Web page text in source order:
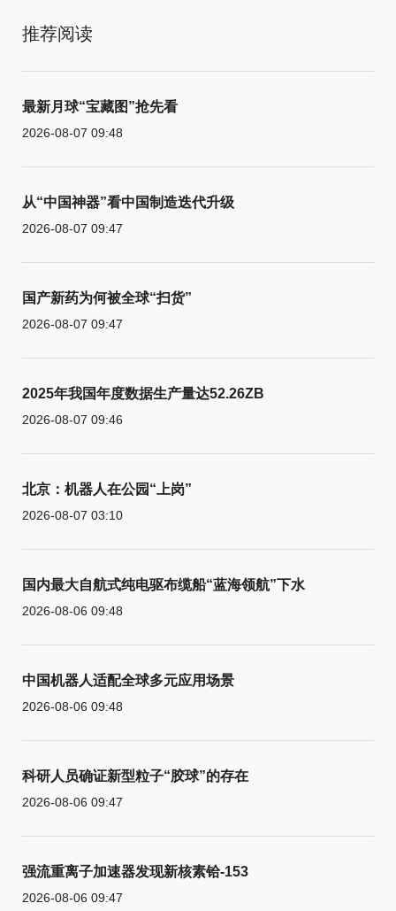
推荐阅读
最新月球“宝藏图”抢先看
2026-08-07 09:48
从“中国神器”看中国制造迭代升级
2026-08-07 09:47
国产新药为何被全球“扫货”
2026-08-07 09:47
2025年我国年度数据生产量达52.26ZB
2026-08-07 09:46
北京：机器人在公园“上岗”
2026-08-07 03:10
国内最大自航式纯电驱布缆船“蓝海领航”下水
2026-08-06 09:48
中国机器人适配全球多元应用场景
2026-08-06 09:48
科研人员确证新型粒子“胶球”的存在
2026-08-06 09:47
强流重离子加速器发现新核素铪-153
2026-08-06 09:47